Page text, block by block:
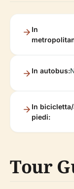
In
In autobus:
In bicicletta/
piedi:
Tour